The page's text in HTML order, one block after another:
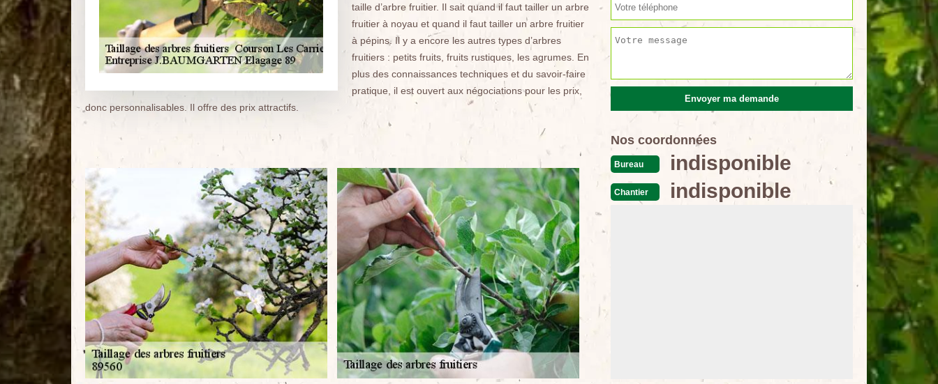
taille d’arbre fruitier. Il sait quand il faut tailler un arbre
fruitier à noyau et quand il faut tailler un arbre fruitier
à pépins. Il y a encore les autres types d’arbres
fruitiers : petits fruits, fruits rustiques, les agrumes. En
plus des connaissances techniques et du savoir-faire
pratique, il est ouvert aux négociations pour les prix,
donc personnalisables. Il offre des prix attractifs.
Nos coordonnées
Bureau indisponible
Chantier indisponible